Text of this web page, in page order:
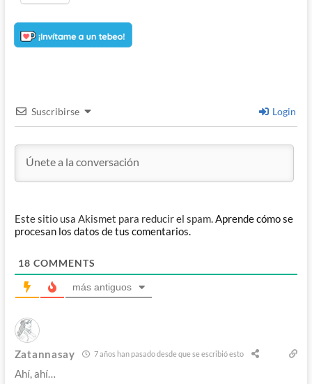
Suscribirse Login
Este sitio usa Akismet para reducir el spam.Aprende cómo se
procesan los datos de tus comentarios.
18 COMMENTS
más antiguos
Zatannasay 7 años han pasado desde que se escribió esto
Ahí, ahí…